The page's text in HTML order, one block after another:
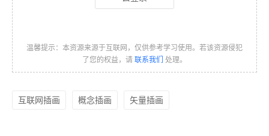
温馨提示：本资源来源于互联网，仅供参考学习使用。若该资源侵犯
了您的权益，请 联系我们 处理。
互联网插画 概念插画 矢量插画